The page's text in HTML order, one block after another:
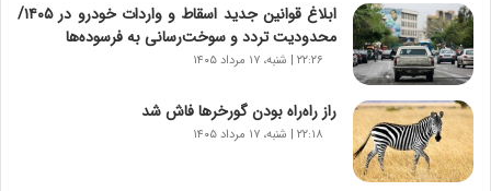
ر
ا
ن‌
خ
و
د
ر
و
ابلاغ قوانین جدید اسقاط و واردات خودرو در ۱۴۰۵/
محدودیت تردد و سوخت‌رسانی به فرسوده‌ها
۲۲:۲۶ | شنبه، ۱۷ مرداد ۱۴۰۵
راز راه‌راه بودن گورخرها فاش شد
۲۲:۱۸ | شنبه، ۱۷ مرداد ۱۴۰۵